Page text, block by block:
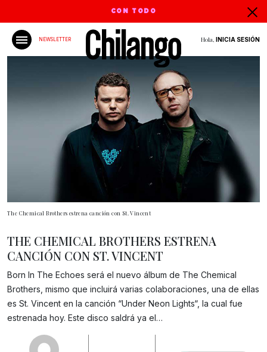
CON TODO
NEWSLETTER Hola, INICIA SESIÓN
The Chemical Brothers estrena canción con St. Vincent
Gracias!
THE CHEMICAL BROTHERS ESTRENA
CANCIÓN CON ST. VINCENT
Born In The Echoes será el nuevo álbum de The Chemical
Brothers, mismo que incluirá varias colaboraciones, una de ellas
es St. Vincent en la canción “Under Neon Lights“, la cual fue
estrenada hoy. Este disco saldrá ya el…